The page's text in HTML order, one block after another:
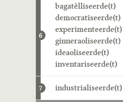
6
bagatèlliseerde(t)
democratiseerde(t)
experimenteerde(t)
ginneraoliseerde(t)
ideaoliseerde(t)
inventariseerde(t)
7 industrialiseerde(t)